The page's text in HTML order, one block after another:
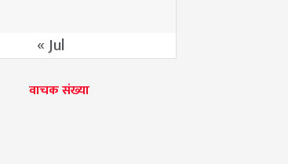
« Jul
वाचक संख्या